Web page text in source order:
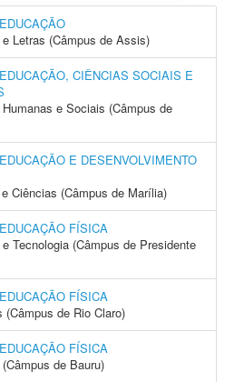
Letras (Câmpus de Assis)
CIÊNCIAS SOCIAIS E
e Sociais (Câmpus de
E DESENVOLVIMENTO
Ciências (Câmpus de Marília)
FÍSICA
Tecnologia (Câmpus de Presidente
FÍSICA
de Rio Claro)
FÍSICA
de Bauru)